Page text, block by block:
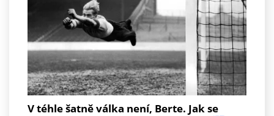
V téhle šatně válka není, Berte. Jak se